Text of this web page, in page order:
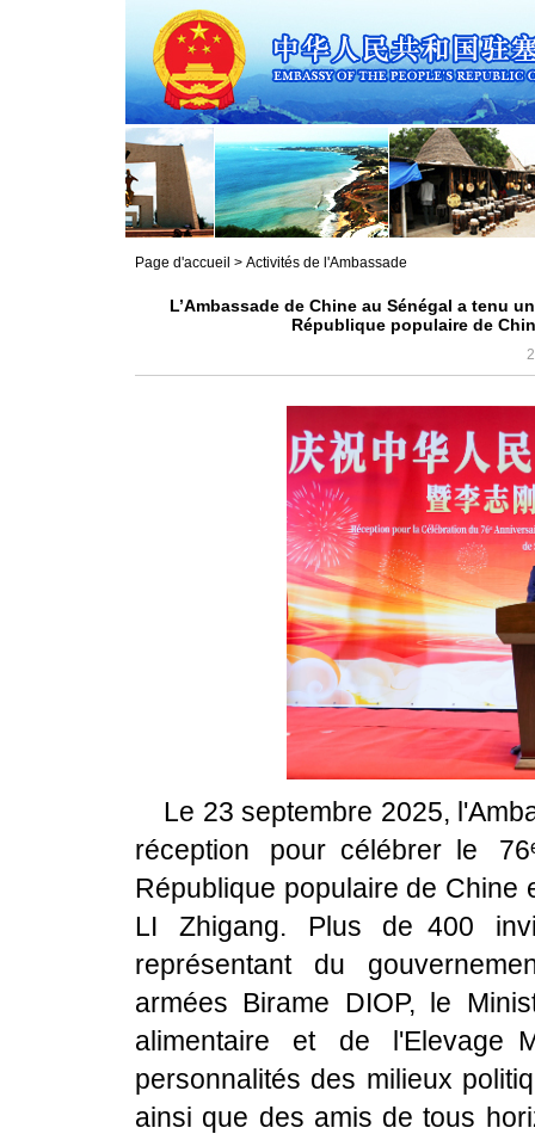
Page d'accueil > Activités de l'Ambassade
L’Ambassade de Chine au Sénégal a tenu
République populaire de
Le 23 septembre 2025,
réception pour célébrer le
République populaire de
LI Zhigang. Plus de 400
représentant du
armées Birame DIOP, le
alimentaire et de l'Elevage
personnalités des milieux
ainsi que des amis de tous